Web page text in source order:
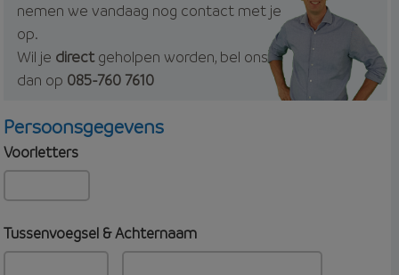
nemen we vandaag nog contact met je
op.
Wil je directgeholpen worden, bel ons
dan op 085-760 7610
Persoonsgegevens
Voorletters
Tussenvoegsel & Achternaam